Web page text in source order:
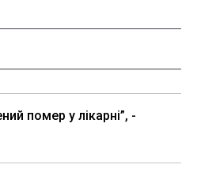
помер у лікарні”, -